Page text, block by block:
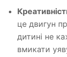
це двигун
дитині не
вмикати